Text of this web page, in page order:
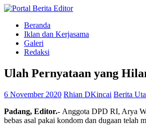
Beranda
Iklan dan Kerjasama
Galeri
Redaksi
Ulah Pernyataan yang
6 November 2020 Rhian DKincai Berita
Padang, Editor.- Anggota DPD RI, Arya
bebas asal pakai kondom dan dugaan telah